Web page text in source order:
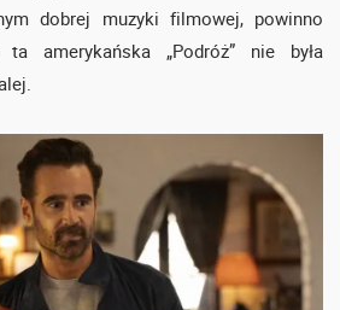
dobrej muzyki filmowej, powinno
amerykańska „Podróż” nie była